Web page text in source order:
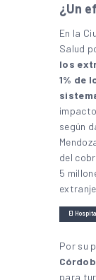
¿Un
En la
Salud
los
1% de
según
del
5
El
Por su
para